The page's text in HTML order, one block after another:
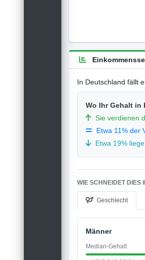
In Deutschland fällt
Wo Ihr Gehalt in
Sie verdienen
Etwa 11% der
Etwa 19%
WIE SCHNEIDET DIES
Geschlecht
Männer
Median-Gehalt